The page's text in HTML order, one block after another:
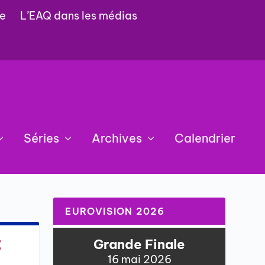
L’EAQ dans les médias
Séries Archives Calendrier
EUROVISION 2026
Grande Finale
16 mai 2026